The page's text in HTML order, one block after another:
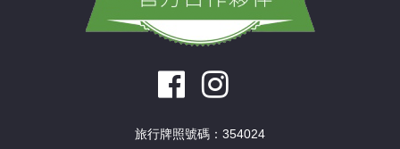
旅行牌照號碼：354024